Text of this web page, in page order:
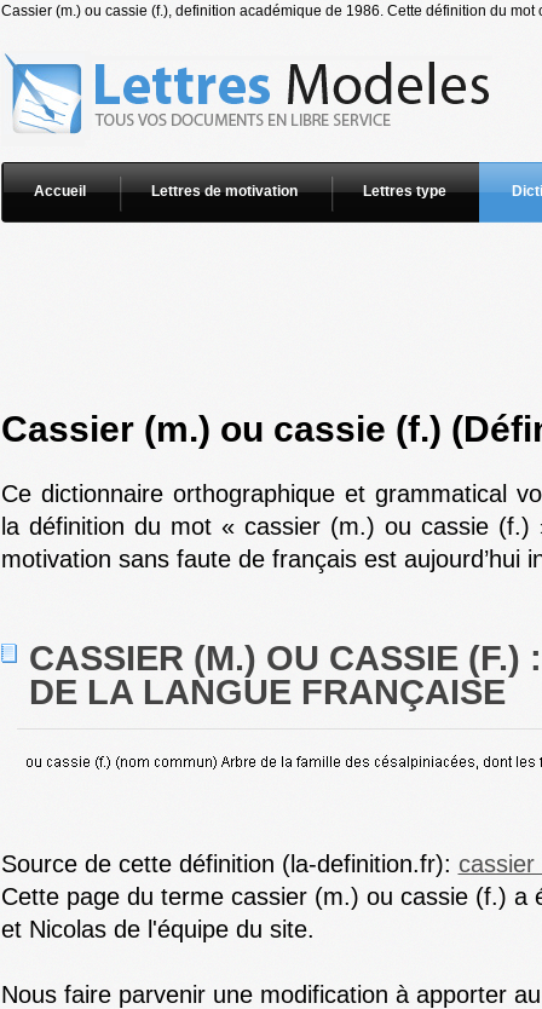
Cassier (m.) ou cassie (f.), definition académique de 1986. Cette définition du
Accueil Lettres de motivation Lettres type
Cassier (m.) ou cassie (f.)
Ce dictionnaire orthographique et grammatical
la définition du mot « cassier (m.) ou cassie
motivation sans faute de français est aujourd’hui
CASSIER (M.) OU CASSIE (F.)
DE LA LANGUE FRANÇAISE
Source de cette définition (la-definition.fr):
Cette page du terme cassier (m.) ou cassie (f.) a
et Nicolas de l'équipe du site.
Nous faire parvenir une modification à apporter